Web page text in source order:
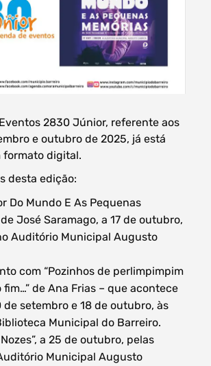
procurar
2830 Júnior, referente aos
e outubro de 2025, já está
formato digital.
desta edição:
Do Mundo E As Pequenas
de José Saramago, a 17 de outubro,
Auditório Municipal Augusto
com “Pozinhos de perlimpimpim
fim…” de Ana Frias – que acontece
de setembro e 18 de outubro, às
Municipal do Barreiro.
a 25 de outubro, pelas
Municipal Augusto